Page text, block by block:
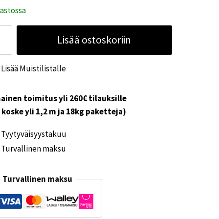
Lisää ostoskoriin
Lisää Muistilistalle
toimitus yli 260€ tilauksille
koske yli 1,2 m ja 18kg paketteja)
Tyytyväisyystakuu
Turvallinen maksu
Turvallinen maksu